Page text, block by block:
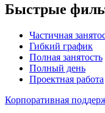
Быстрые
Частичная
Гибкий график
Полная занятость
Полный день
Проектная работа
Корпоративная